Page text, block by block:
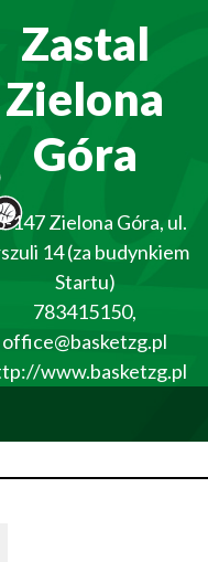
Zastal
Zielona
Góra
147 Zielona Góra, ul.
14 (za budynkiem
Startu)
783415150,
office@basketzg.pl
www.basketzg.pl